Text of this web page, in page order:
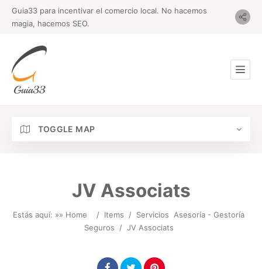
Guia33 para incentivar el comercio local. No hacemos
magia, hacemos SEO.
TOGGLE MAP
JV Associats
Estás aquí: »» Home / Items / Servicios
Asesoría - Gestoría
Seguros
/ JV Associats